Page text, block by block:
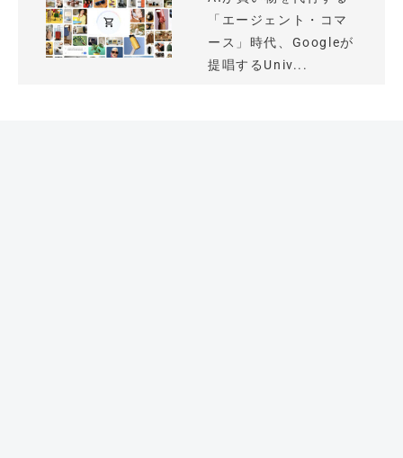
「エージェント・コマ
ース」時代、Googleが
提唱するUniv...